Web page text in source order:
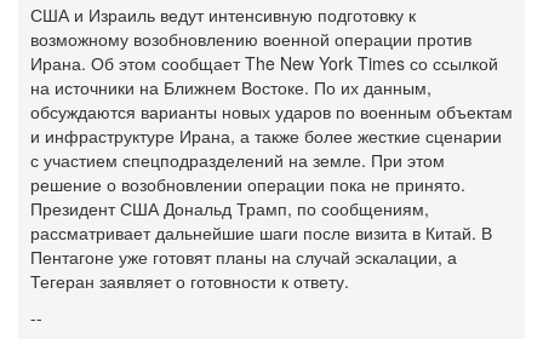
США и Израиль ведут интенсивную подготовку к
возможному возобновлению военной операции против
Ирана. Об этом сообщает The New York Times со ссылкой
на источники на Ближнем Востоке. По их данным,
обсуждаются варианты новых ударов по военным объектам
и инфраструктуре Ирана, а также более жесткие сценарии
с участием спецподразделений на земле. При этом
решение о возобновлении операции пока не принято.
Президент США Дональд Трамп, по сообщениям,
рассматривает дальнейшие шаги после визита в Китай. В
Пентагоне уже готовят планы на случай эскалации, а
Тегеран заявляет о готовности к ответу.
--